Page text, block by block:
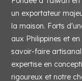
un exportateur
la maison. Forts
aux Philippines et
savoir-faire
expertise en
rigoureux et notre